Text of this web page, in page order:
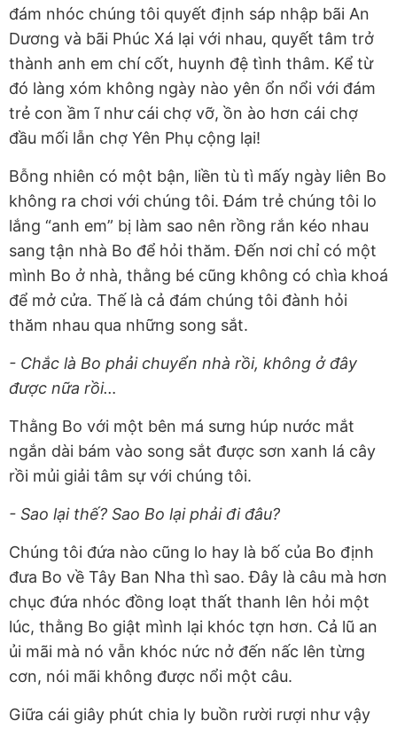
đám nhóc chúng tôi quyết định sáp nhập bãi An
Dương và bãi Phúc Xá lại với nhau, quyết tâm trở
thành anh em chí cốt, huynh đệ tình thâm. Kể từ
đó làng xóm không ngày nào yên ổn nổi với đám
trẻ con ầm ĩ như cái chợ vỡ, ồn ào hơn cái chợ
đầu mối lẫn chợ Yên Phụ cộng lại!
Bỗng nhiên có một bận, liền tù tì mấy ngày liên Bo
không ra chơi với chúng tôi. Đám trẻ chúng tôi lo
lắng “anh em” bị làm sao nên rồng rắn kéo nhau
sang tận nhà Bo để hỏi thăm. Đến nơi chỉ có một
mình Bo ở nhà, thằng bé cũng không có chìa khoá
để mở cửa. Thế là cả đám chúng tôi đành hỏi
thăm nhau qua những song sắt.
- Chắc là Bo phải chuyển nhà rồi, không ở đây
được nữa rồi…
Thằng Bo với một bên má sưng húp nước mắt
ngắn dài bám vào song sắt được sơn xanh lá cây
rồi mủi giải tâm sự với chúng tôi.
- Sao lại thế? Sao Bo lại phải đi đâu?
Chúng tôi đứa nào cũng lo hay là bố của Bo định
đưa Bo về Tây Ban Nha thì sao. Đây là câu mà hơn
chục đứa nhóc đồng loạt thất thanh lên hỏi một
lúc, thằng Bo giật mình lại khóc tợn hơn. Cả lũ an
ủi mãi mà nó vẫn khóc nức nở đến nấc lên từng
cơn, nói mãi không được nổi một câu.
Giữa cái giây phút chia ly buồn rười rượi như vậy